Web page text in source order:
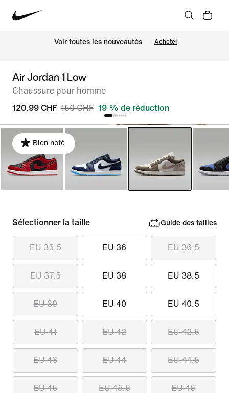
Voir toutes les nouveautés Acheter
Air Jordan 1 Low
Chaussure pour homme
120.99 CHF 150 CHF 19 % de réduction
Bien noté
Sélectionner la taille Guide des tailles
EU 35.5 EU 36 EU 36.5
EU 37.5 EU 38 EU 38.5
EU 39 EU 40 EU 40.5
EU 41 EU 42 EU 42.5
EU 43 EU 44 EU 44.5
EU 45 EU 45.5 EU 46